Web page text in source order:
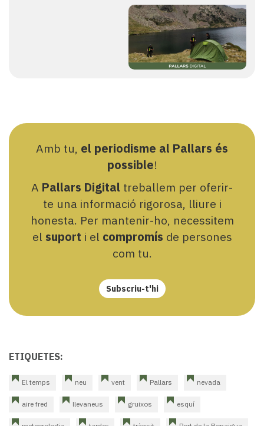
Amb tu, el periodisme al Pallars és
possible!
A Pallars Digital treballem per oferir-
te una informació rigorosa, lliure i
honesta. Per mantenir-ho, necessitem
el suport i el compromís de persones
com tu.
Subscriu-t'hi
ETIQUETES:
El temps neu vent Pallars nevada
aire fred llevaneus gruixos esquí